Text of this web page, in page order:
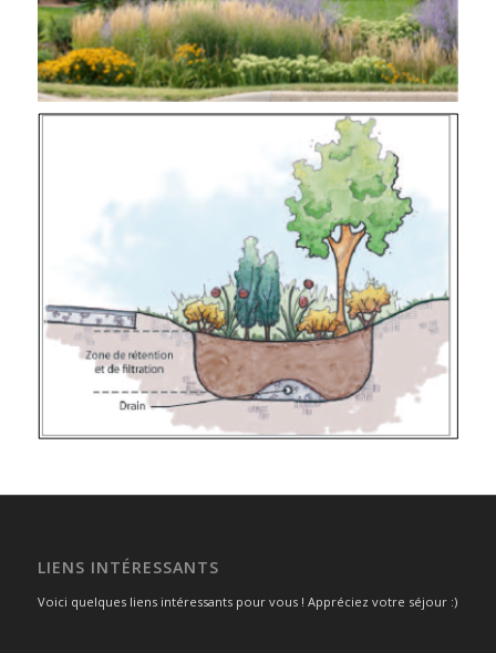
LIENS INTÉRESSANTS
Voici quelques liens intéressants pour vous ! Appréciez votre séjour :)